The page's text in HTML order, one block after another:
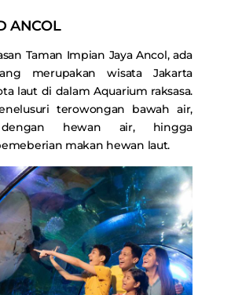
ANCOL
Taman Impian Jaya Ancol, ada
merupakan wisata Jakarta
laut di dalam Aquarium raksasa.
terowongan bawah air,
dengan hewan air, hingga
makan hewan laut.